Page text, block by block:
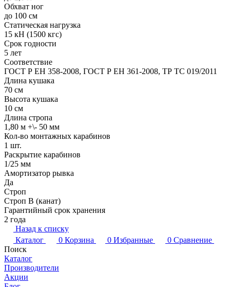
Обхват ног
до 100 см
Статическая нагрузка
15 кН (1500 кгс)
Срок годности
5 лет
Соответствие
ГОСТ Р ЕН 358-2008, ГОСТ Р ЕН 361-2008, ТР ТС 019/2011
Длина кушака
70 см
Высота кушака
10 см
Длина стропа
1,80 м +\- 50 мм
Кол-во монтажных карабинов
1 шт.
Раскрытие карабинов
1/25 мм
Амортизатор рывка
Да
Строп
Строп В (канат)
Гарантийный срок хранения
2 года
Назад к списку
Каталог
0 Корзина 0 Избранные 0 Сравнение
Поиск
Каталог
Производители
Акции